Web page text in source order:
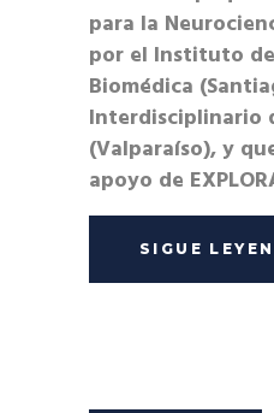
para la
por el Instituto
Biomédica
Interdisciplinario
(Valparaíso), y
apoyo de
SIGUE